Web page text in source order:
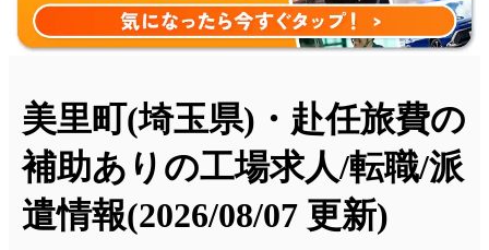
美里町(埼玉県)・赴任旅費の
補助ありの工場求人/転職/派
遣情報(2026/08/07 更新)